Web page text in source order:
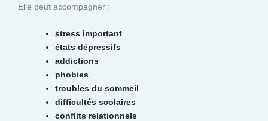
Elle peut accompagner :
stress important
états dépressifs
addictions
phobies
troubles du sommeil
difficultés scolaires
conflits relationnels